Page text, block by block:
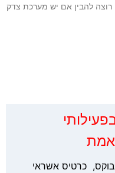
רוצה להבין אם יש מערכת צדק
כרטיס אשראי